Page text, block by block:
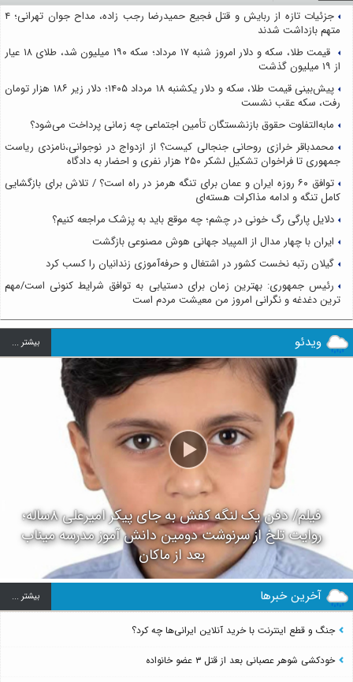
جزئیات تازه از ربایش و قتل فجیع حمیدرضا رجب زاده، مداح جوان تهرانی؛ ۴
متهم بازداشت شدند
قیمت طلا، سکه و دلار امروز شنبه ۱۷ مرداد؛ سکه ۱۹۰ میلیون شد، طلای ۱۸ عیار
از ۱۹ میلیون گذشت
پیش‌بینی قیمت طلا، سکه و دلار یکشنبه ۱۸ مرداد ۱۴۰۵؛ دلار زیر ۱۸۶ هزار تومان
رفت، سکه عقب نشست
مابه‌التفاوت حقوق بازنشستگان تأمین اجتماعی چه زمانی پرداخت می‌شود؟
محمدباقر خرازی روحانی جنجالی کیست؟ از ازدواج در نوجوانی،نامزدی ریاست
جمهوری تا فراخوان تشکیل لشکر ۲۵۰ هزار نفری و احضار به دادگاه
توافق ۶۰ روزه ایران و عمان برای تنگه هرمز در راه است؟ / تلاش برای بازگشایی
کامل تنگه و ادامه مذاکرات هسته‌ای
دلایل پارگی رگ خونی در چشم؛ چه موقع باید به پزشک مراجعه کنیم؟
ایران با چهار مدال از المپیاد جهانی هوش مصنوعی بازگشت
گیلان رتبه نخست کشور در اشتغال و حرفه‌آموزی زندانیان را کسب کرد
رئیس جمهوری: بهترین زمان برای دستیابی به توافق شرایط کنونی است/مهم
ترین دغدغه و نگرانی امروز من معیشت مردم است
ویدئو بيشتر ...
فیلم/ دفن یک لنگه کفش به جای پیکر امیرعلی ۸ساله؛
روایت تلخ از سرنوشت دومین دانش آموز مدرسه میناب
بعد از ماکان
آخرین خبرها بيشتر ...
جنگ و قطع اینترنت با خرید آنلاین ایرانی‌ها چه کرد؟
خودکشی شوهر عصبانی بعد از قتل ۳ عضو خانواده